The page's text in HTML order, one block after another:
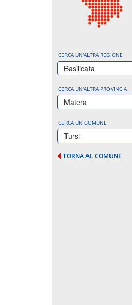
CERCA UN'ALTRA REGIONE
Basilicata
CERCA UN'ALTRA PROVINCIA
Matera
CERCA UN COMUNE
Tursi
TORNA AL COMUNE